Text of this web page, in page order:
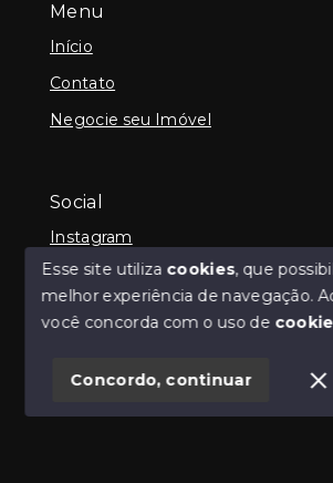
Olá! Estamos disponíveis
Menu
Início
Contato
Negocie seu Imóvel
Social
Instagram
© Copyright 2026 - Guilherme Neilly -
SITE PARA IMOBILIARIA
Esse site utiliza cookies, que
melhor experiência de navegação.
você concorda com o uso de
Concordo, continuar